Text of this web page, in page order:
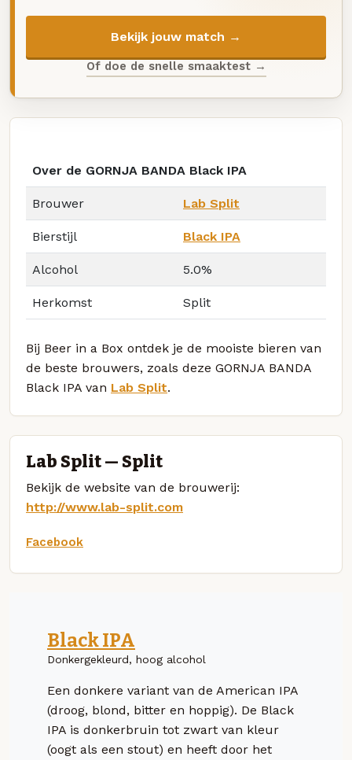
Bekijk jouw match →
Of doe de snelle smaaktest →
Over de GORNJA BANDA Black IPA
Brouwer Lab Split
Bierstijl Black IPA
Alcohol 5.0%
Herkomst Split
Bij Beer in a Box ontdek je de mooiste bieren van
de beste brouwers, zoals deze GORNJA BANDA
Black IPA van Lab Split.
Lab Split — Split
Bekijk de website van de brouwerij:
http://www.lab-split.com
Facebook
Black IPA
Donkergekleurd, hoog alcohol
Een donkere variant van de American IPA
(droog, blond, bitter en hoppig). De Black
IPA is donkerbruin tot zwart van kleur
(oogt als een stout) en heeft door het